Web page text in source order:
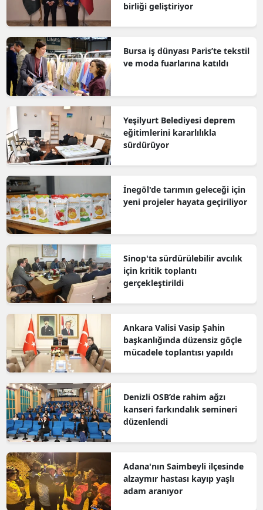
birliği geliştiriyor
Bursa iş dünyası Paris’te tekstil
ve moda fuarlarına katıldı
Yeşilyurt Belediyesi deprem
eğitimlerini kararlılıkla
sürdürüyor
İnegöl'de tarımın geleceği için
yeni projeler hayata geçiriliyor
Sinop'ta sürdürülebilir avcılık
için kritik toplantı
gerçekleştirildi
Ankara Valisi Vasip Şahin
başkanlığında düzensiz göçle
mücadele toplantısı yapıldı
Denizli OSB’de rahim ağzı
kanseri farkındalık semineri
düzenlendi
Adana'nın Saimbeyli ilçesinde
alzaymır hastası kayıp yaşlı
adam aranıyor